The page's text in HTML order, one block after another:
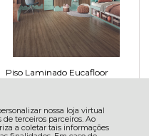
nossa loja virtual
terceiros parceiros. Ao
a coletar tais informações
Piso Laminado Eucafloor
Prime Click Lâmina
Amêndoa Cx 2,36m²
R$ 69,17
2x sem juros no cartão de R$
34,59